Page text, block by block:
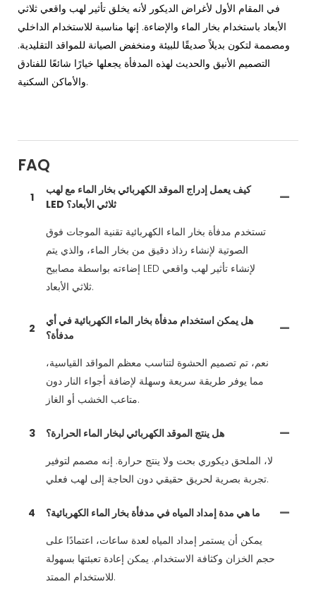
في المقام الأول لأغراض الديكور لأنه يخلق تأثير لهب واقعي ثلاثي
الأبعاد باستخدام بخار الماء والإضاءة. إنها مناسبة للاستخدام الداخلي
ومصممة لتكون بديلاً صديقًا للبيئة ومنخفض الصيانة للمواقد التقليدية.
التصميم الأنيق والحديث لهذه المدفأة يجعلها خيارًا شائعًا للفنادق
والأماكن السكنية.
FAQ
1
كيف يعمل إدراج الموقد الكهربائي بخار الماء مع لهب
LED ثلاثي الأبعاد؟
تستخدم مدفأة بخار الماء الكهربائية تقنية الموجات فوق
الصوتية لإنشاء رذاذ دقيق من بخار الماء، والذي يتم
إضاءته بواسطة مصابيح LED لإنشاء تأثير لهب واقعي
ثلاثي الأبعاد.
2
هل يمكن استخدام مدفأة بخار الماء الكهربائية في أي
مدفأة؟
نعم، تم تصميم الحشوة لتناسب معظم المواقد القياسية،
مما يوفر طريقة سريعة وسهلة لإضافة أجواء النار دون
متاعب الخشب أو الغاز.
3
هل ينتج الموقد الكهربائي لبخار الماء الحرارة؟
لا، الملحق ديكوري بحت ولا ينتج حرارة. إنه مصمم لتوفير
تجربة بصرية لحريق حقيقي دون الحاجة إلى لهب فعلي.
4
ما هي مدة إمداد المياه في مدفأة بخار الماء الكهربائية؟
يمكن أن يستمر إمداد المياه لعدة ساعات، اعتمادًا على
حجم الخزان وكثافة الاستخدام. يمكن إعادة تعبئتها بسهولة
للاستخدام الممتد.